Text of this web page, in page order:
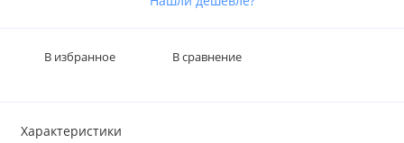
В избранное В сравнение
Характеристики